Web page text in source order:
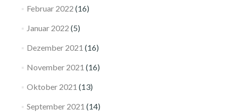
Februar 2022 (16)
Januar 2022 (5)
Dezember 2021 (16)
November 2021 (16)
Oktober 2021 (13)
September 2021 (14)